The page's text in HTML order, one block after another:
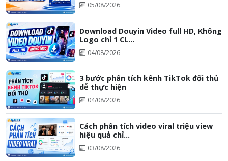
05/08/2026
Download Douyin Video full HD, Không
Logo chỉ 1 CL...
04/08/2026
3 bước phân tích kênh TikTok đối thủ
dễ thực hiện
04/08/2026
Cách phân tích video viral triệu view
hiệu quả chỉ...
03/08/2026